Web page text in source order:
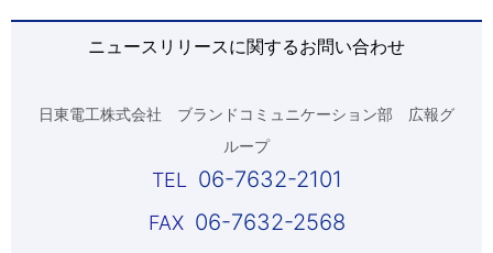
ニュースリリースに関するお問い合わせ
日東電工株式会社 ブランドコミュニケーション部 広報グ
ループ
06-7632-2101
06-7632-2568